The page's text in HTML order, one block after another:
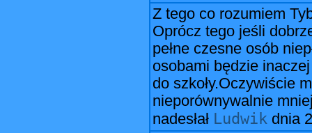
Z tego co rozumiem
Oprócz tego jeśli
pełne czesne osób
osobami będzie
do szkoły.Oczywiście
nieporównywalnie
nadesłał Ludwik dnia